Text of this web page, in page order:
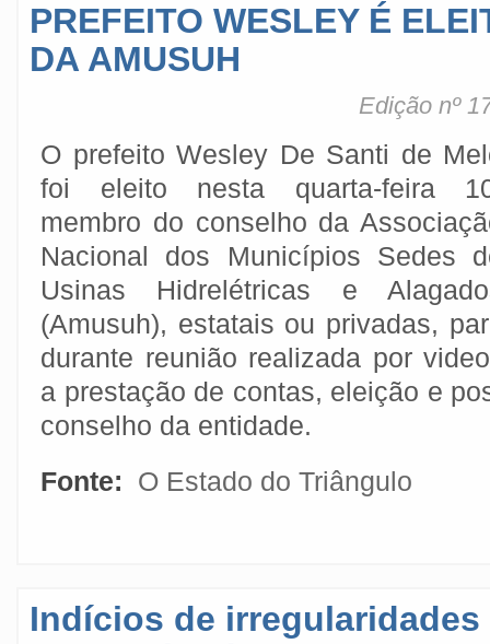
PREFEITO WESLEY É
DA AMUSUH
Edição nº
O prefeito Wesley De Santi de
foi eleito nesta quarta-feira
membro do conselho da
Nacional dos Municípios Sedes
Usinas Hidrelétricas e
(Amusuh), estatais ou privadas,
durante reunião realizada por
a prestação de contas, eleição e
conselho da entidade.
Fonte:
O Estado do Triângulo
Indícios de irregularidades